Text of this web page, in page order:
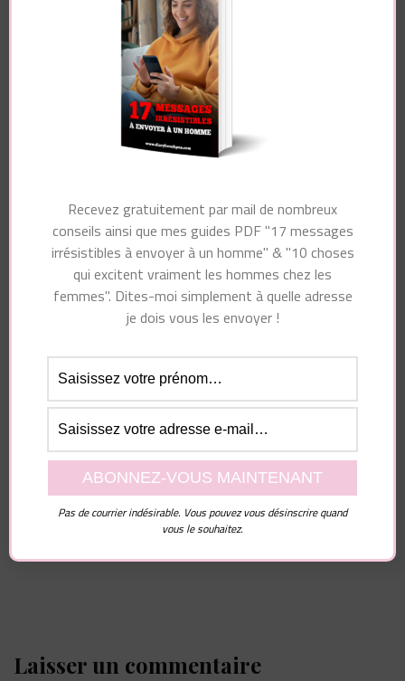
Navigation
d'article
Article précédent
Comment toucher un
sexuellement) pour
Article suivant
Insécurité, manque
Vous pourriez également aimer...
Laisser un commentaire
Recevez gratuitement par mail de nombreux
conseils ainsi que mes guides PDF "17 messages
irrésistibles à envoyer à un homme" & "10 choses
qui excitent vraiment les hommes chez les
femmes". Dites-moi simplement à quelle adresse
je dois vous les envoyer !
Pas de courrier indésirable. Vous pouvez vous désinscrire quand
vous le souhaitez.